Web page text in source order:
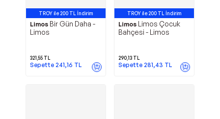
TROY ile 200 TL İndirim
Limos Bir Gün Daha -
Limos
321,55 TL
Sepette 241,16 TL
TROY ile 200 TL İndirim
Limos Limos Çocuk
Bahçesi - Limos
290,13 TL
Sepette 281,43 TL